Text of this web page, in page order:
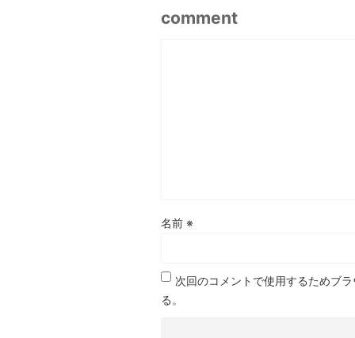
comment
名前 ※
次回のコメントで使用するためブ
る。